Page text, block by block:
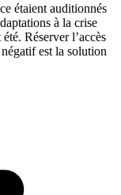
étaient auditionnés
à la crise
Réserver l’accès
est la solution